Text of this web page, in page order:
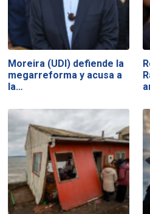
Moreira (UDI) defiende la
megarreforma y acusa a
la…